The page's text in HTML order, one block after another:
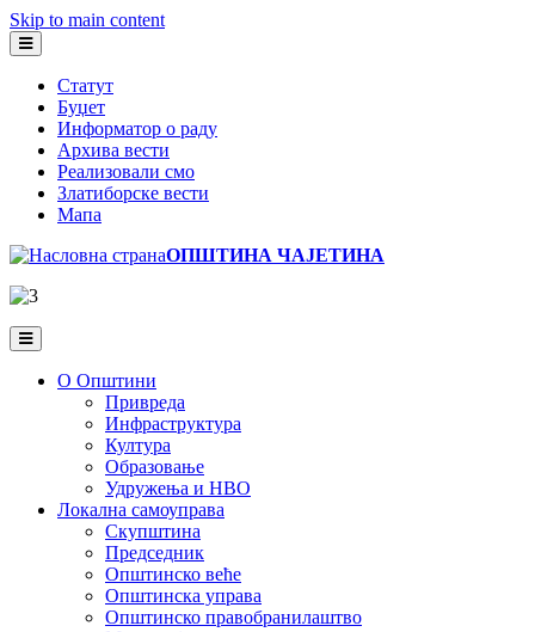
Skip to main content
Статут
Буџет
Информатор о раду
Архива вести
Реализовали смо
Златиборске вести
Мапа
ОПШТИНА ЧАЈЕТИНА
О Општини
Привреда
Инфраструктура
Култура
Образовање
Удружења и НВО
Локална самоуправа
Скупштина
Председник
Општинско веће
Општинска управа
Општинско правобранилаштво